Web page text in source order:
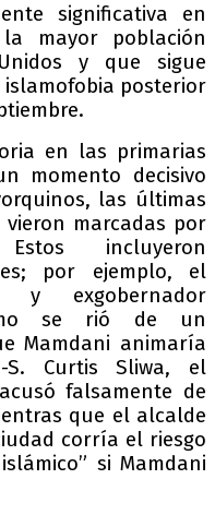
significativa en
mayor población
y que sigue
posterior
en las primarias
momento decisivo
las últimas
marcadas por
incluyeron
por ejemplo, el
y exgobernador
se rió de un
Mamdani animaría
Curtis Sliwa, el
falsamente de
que el alcalde
corría el riesgo
si Mamdani